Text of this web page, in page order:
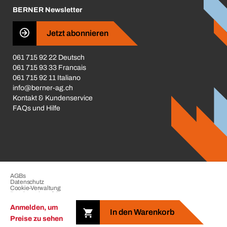
Anmelden, um
Preise zu sehen
In den Warenkorb
Business Conduct
BERNER Newsletter
Jetzt abonnieren
061 715 92 22 Deutsch
061 715 93 33 Francais
061 715 92 11 Italiano
info@berner-ag.ch
Kontakt & Kundenservice
FAQs und Hilfe
Copyright © 2026 der BERNER Gruppe. Alle Rechte vorbehalten.
AGBs
Datenschutz
Cookie-Verwaltung
Beschwerdeverfahren